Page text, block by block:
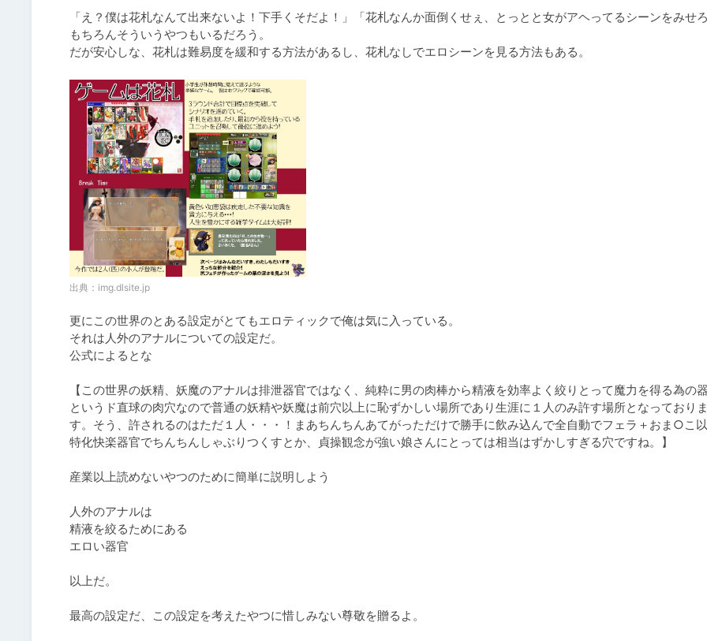
「え？僕は花札なんて出来ないよ！下手くそだよ！」「花札なんか面倒くせぇ、とっとと女がアヘってるシーンをみせ
もちろんそういうやつもいるだろう。
だが安心しな、花札は難易度を緩和する方法があるし、花札なしでエロシーンを見る方法もある。
出典： img.dlsite.jp
更にこの世界のとある設定がとてもエロティックで俺は気に入っている。
それは人外のアナルについての設定だ。
公式によるとな
【この世界の妖精、妖魔のアナルは排泄器官ではなく、純粋に男の肉棒から精液を効率よく絞りとって魔力を得る為の
というド直球の肉穴なので普通の妖精や妖魔は前穴以上に恥ずかしい場所であり生涯に１人のみ許す場所となっており
す。そう、許されるのはただ１人・・・！まあちんちんあてがっただけで勝手に飲み込んで全自動でフェラ＋おま○こ
特化快楽器官でちんちんしゃぶりつくすとか、貞操観念が強い娘さんにとっては相当はずかしすぎる穴ですね。】
産業以上読めないやつのために簡単に説明しよう
人外のアナルは
精液を絞るためにある
エロい器官
以上だ。
最高の設定だ、この設定を考えたやつに惜しみない尊敬を贈るよ。